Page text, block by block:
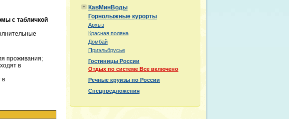
с табличкой
проживания;
в
в
КавМинВоды
Горнолыжные курорты
Архыз
Красная поляна
Домбай
Приэльбрусье
Гостиницы России
Отдых по системе Все включено
Речные круизы по России
Спецпредложения